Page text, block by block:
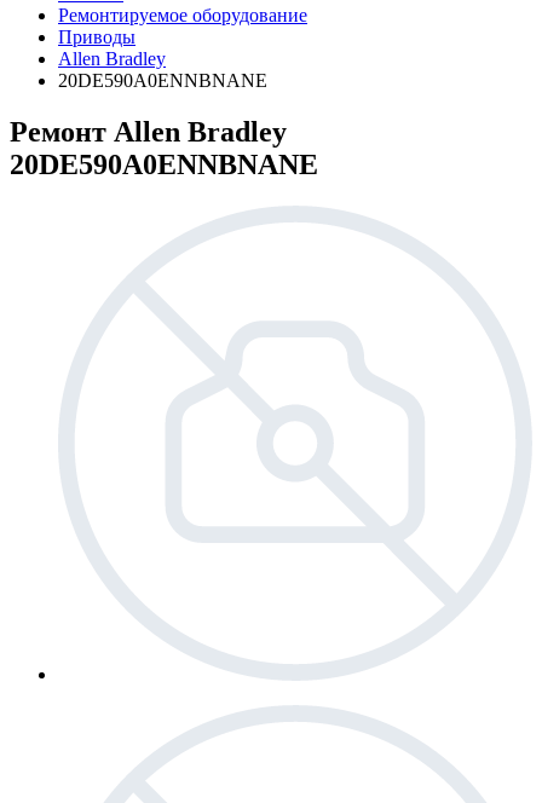
Ремонтируемое оборудование
Приводы
Allen Bradley
20DE590A0ENNBNANE
Ремонт Allen Bradley
20DE590A0ENNBNANE